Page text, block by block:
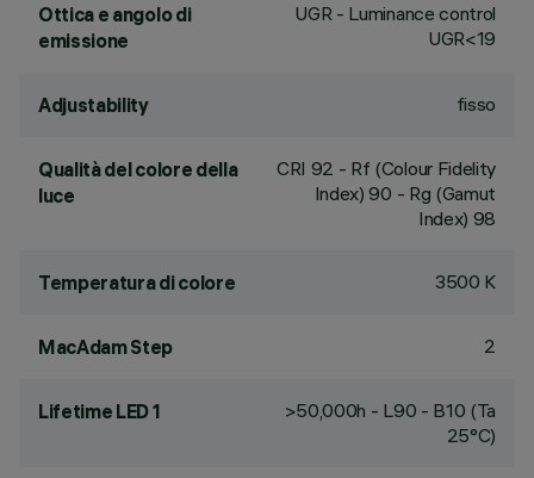
Ottica e angolo di
emissione
UGR - Luminance control
UGR<19
Adjustability fisso
Qualità del colore della
luce
CRI 92 - Rf (Colour Fidelity
Index) 90 - Rg (Gamut
Index) 98
Temperatura di colore 3500 K
MacAdam Step 2
Lifetime LED 1
>50,000h - L90 - B10 (Ta
25°C)